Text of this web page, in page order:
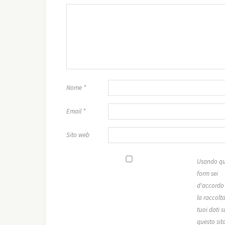
Nome *
Email *
Sito web
Usando
form sei
d'accordo
la
tuoi dati
questo sito